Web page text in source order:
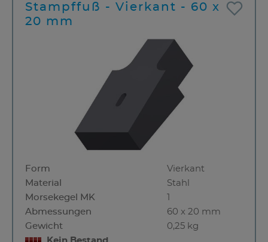
Stampffuß - Vierkant - 60 x
20 mm
Form
Vierkant
Material
Stahl
Morsekegel MK
Abmessungen
60 x 20 mm
Gewicht
0,25 kg